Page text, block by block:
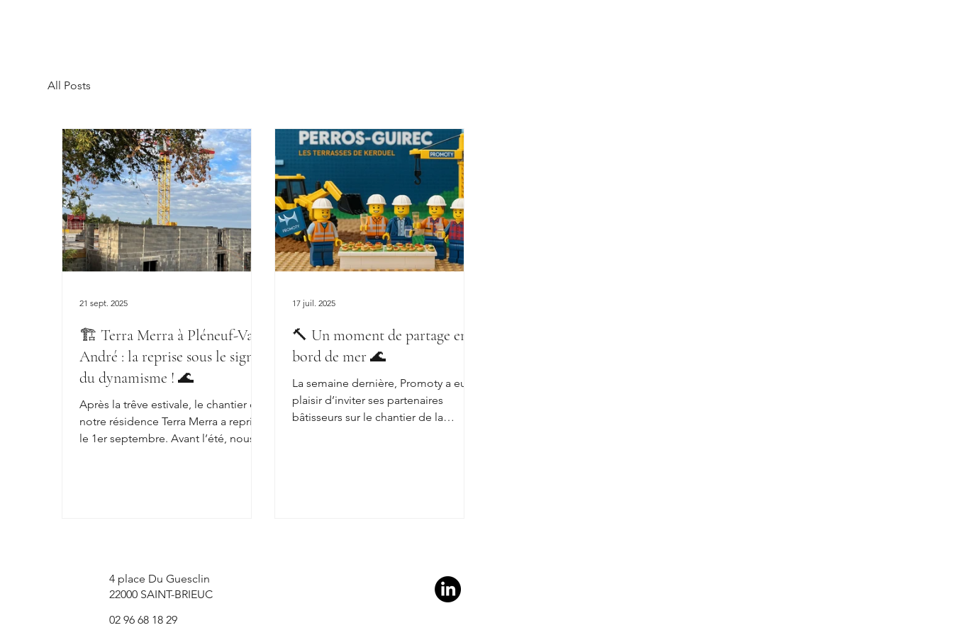
All Posts
🏗️ Terra Merra à Pléneuf-Val-
André : la reprise sous le signe
du dynamisme ! 🌊
Après la trêve estivale, le chantier de
notre résidence Terra Merra a repris
le 1er septembre. Avant l’été, nous
21 sept. 2025
🔨 Un moment de partage en
bord de mer 🌊
La semaine dernière, Promoty a eu le
plaisir d’inviter ses partenaires
bâtisseurs sur le chantier de la
17 juil. 2025
4 place Du Guesclin
22000 SAINT-BRIEUC
02 96 68 18 29